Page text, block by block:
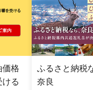
価格
る
ふるさと納税
奈良